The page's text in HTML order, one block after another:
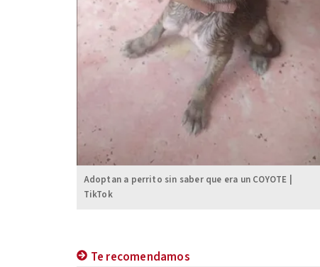
Adoptan a perrito sin saber que era un COYOTE |
TikTok
Te recomendamos